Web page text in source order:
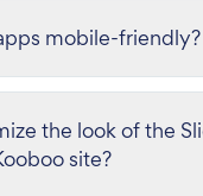
mobile-friendly?
the look of the
site?